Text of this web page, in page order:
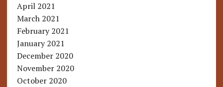
April 2021
March 2021
February 2021
January 2021
December 2020
November 2020
October 2020